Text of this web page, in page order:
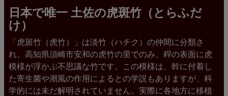
日本で唯一 土佐の虎斑竹（とらふだ
け）
「虎斑竹（虎竹）」は淡竹（ハチク）の仲間に分類さ
れ、高知県須崎市安和の虎竹の里でのみ、稈の表面に虎
模様が浮かぶ不思議な竹です。この模様は、幹に付着し
た寄生菌や潮風の作用によるとの学説もありますが、科
学的には未だ解明されていません。実際に各地方に移植